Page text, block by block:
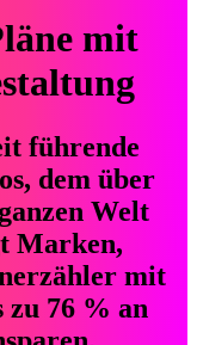
mit
führende
dem über
Welt
Marken,
mit
zu 76 % an